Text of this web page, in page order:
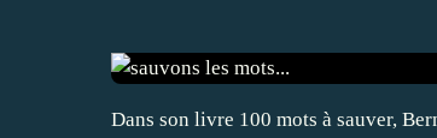
Dans son livre 100 mots à sauver,